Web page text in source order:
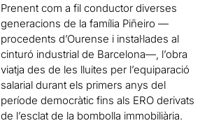
Prenent com a fil conductor diverses
generacions de la família Piñeiro —
procedents d’Ourense i instal·lades al
cinturó industrial de Barcelona—, l’obra
viatja des de les lluites per l’equiparació
salarial durant els primers anys del
període democràtic fins als ERO derivats
de l’esclat de la bombolla immobiliària.